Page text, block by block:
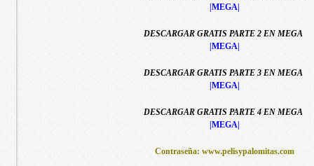
|MEGA|
DESCARGAR GRATIS PARTE 2 EN MEGA
|MEGA|
DESCARGAR GRATIS PARTE 3 EN MEGA
|MEGA|
DESCARGAR GRATIS PARTE 4 EN MEGA
|MEGA|
Contraseña: www.pelisypalomitas.com